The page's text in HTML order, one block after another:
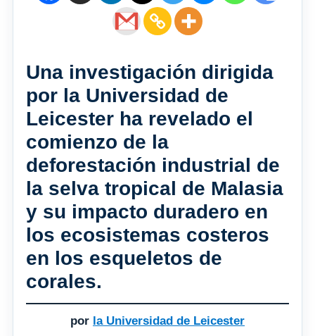
Una investigación dirigida
por la Universidad de
Leicester ha revelado el
comienzo de la
deforestación industrial de
la selva tropical de Malasia
y su impacto duradero en
los ecosistemas costeros
en los esqueletos de
corales.
por la Universidad de Leicester